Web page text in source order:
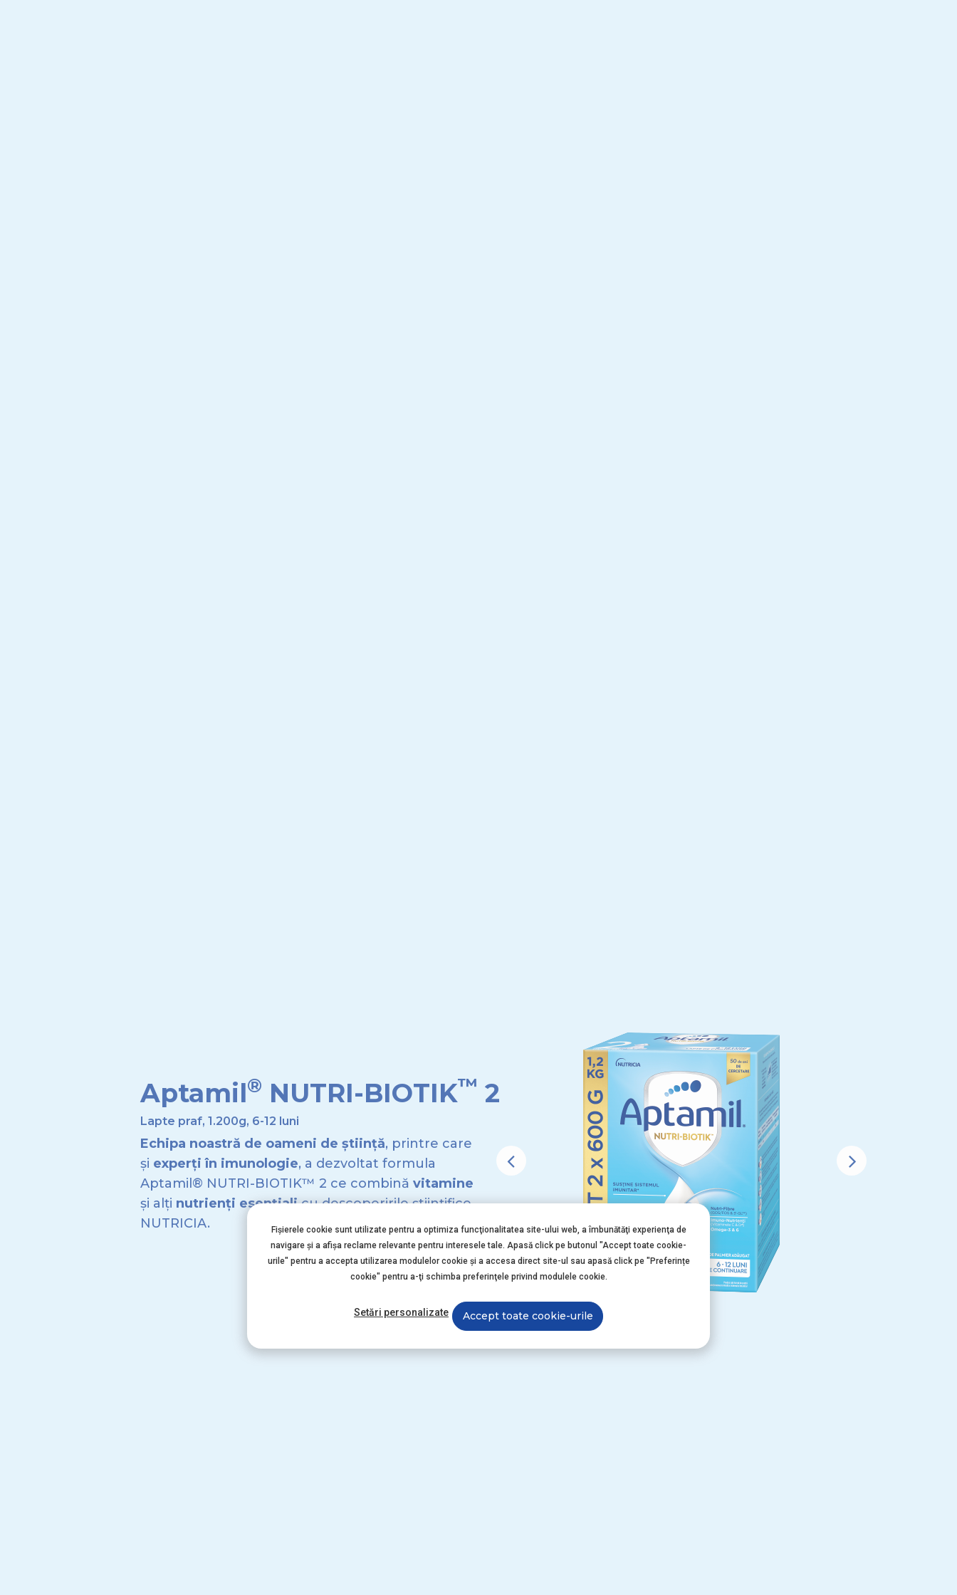
Aptamil® NUTRI-BIOTIK™ 2
Lapte praf, 1.200g, 6-12 luni
Echipa noastră de oameni de știință, printre care
și experți în imunologie, a dezvoltat formula
Aptamil® NUTRI-BIOTIK™ 2 ce combină vitamine
și alți nutrienți esențialicu descoperirile științifice
NUTRICIA.
Fișierele cookie sunt utilizate pentru a optimiza funcţionalitatea site-ului web, a îmbunătăţi experienţa de
navigare şi a afişa reclame relevante pentru interesele tale. Apasă click pe butonul "Accept toate cookie-
urile" pentru a accepta utilizarea modulelor cookie şi a accesa direct site-ul sau apasă click pe "Preferințe
cookie" pentru a-ţi schimba preferinţele privind modulele cookie.
Setări personalizate Accept toate cookie-urile